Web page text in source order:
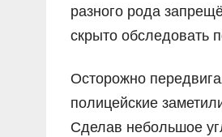
разного рода
скрыто обследовать
Осторожно
полицейские
Сделав небольшое